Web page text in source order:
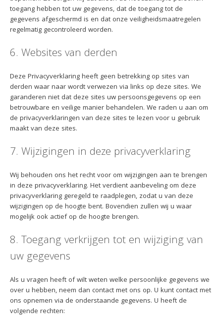
toegang hebben tot uw gegevens, dat de toegang tot de
gegevens afgeschermd is en dat onze veiligheidsmaatregelen
regelmatig gecontroleerd worden.
6. Websites van derden
Deze Privacyverklaring heeft geen betrekking op sites van
derden waar naar wordt verwezen via links op deze sites. We
garanderen niet dat deze sites uw persoonsgegevens op een
betrouwbare en veilige manier behandelen. We raden u aan om
de privacyverklaringen van deze sites te lezen voor u gebruik
maakt van deze sites.
7. Wijzigingen in deze privacyverklaring
Wij behouden ons het recht voor om wijzigingen aan te brengen
in deze privacyverklaring. Het verdient aanbeveling om deze
privacyverklaring geregeld te raadplegen, zodat u van deze
wijzigingen op de hoogte bent. Bovendien zullen wij u waar
mogelijk ook actief op de hoogte brengen.
8. Toegang verkrijgen tot en wijziging van
uw gegevens
Als u vragen heeft of wilt weten welke persoonlijke gegevens we
over u hebben, neem dan contact met ons op. U kunt contact met
ons opnemen via de onderstaande gegevens. U heeft de
volgende rechten: